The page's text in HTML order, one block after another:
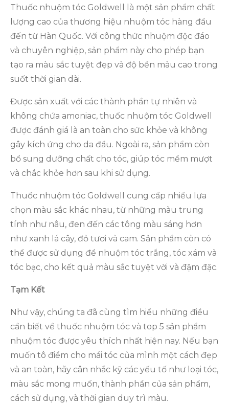
Thuốc nhuộm tóc Goldwell là một sản phẩm chất
lượng cao của thương hiệu nhuộm tóc hàng đầu
đến từ Hàn Quốc. Với công thức nhuộm độc đáo
và chuyên nghiệp, sản phẩm này cho phép bạn
tạo ra màu sắc tuyệt đẹp và độ bền màu cao trong
suốt thời gian dài.
Được sản xuất với các thành phần tự nhiên và
không chứa amoniac, thuốc nhuộm tóc Goldwell
được đánh giá là an toàn cho sức khỏe và không
gây kích ứng cho da đầu. Ngoài ra, sản phẩm còn
bổ sung dưỡng chất cho tóc, giúp tóc mềm mượt
và chắc khỏe hơn sau khi sử dụng.
Thuốc nhuộm tóc Goldwell cung cấp nhiều lựa
chọn màu sắc khác nhau, từ những màu trung
tính như nâu, đen đến các tông màu sáng hơn
như xanh lá cây, đỏ tươi và cam. Sản phẩm còn có
thể được sử dụng để nhuộm tóc trắng, tóc xám và
tóc bạc, cho kết quả màu sắc tuyệt vời và đậm đặc.
Tạm Kết
Như vậy, chúng ta đã cùng tìm hiểu những điều
cần biết về thuốc nhuộm tóc và top 5 sản phẩm
nhuộm tóc được yêu thích nhất hiện nay. Nếu bạn
muốn tô điểm cho mái tóc của mình một cách đẹp
và an toàn, hãy cân nhắc kỹ các yếu tố như loại tóc,
màu sắc mong muốn, thành phần của sản phẩm,
cách sử dụng, và thời gian duy trì màu.